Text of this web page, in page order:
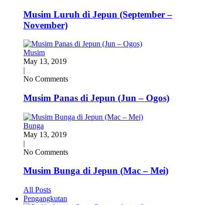
Musim Luruh di Jepun (September –
November)
Musim
May 13, 2019
|
No Comments
Musim Panas di Jepun (Jun – Ogos)
Bunga
May 13, 2019
|
No Comments
Musim Bunga di Jepun (Mac – Mei)
All Posts
Pengangkutan